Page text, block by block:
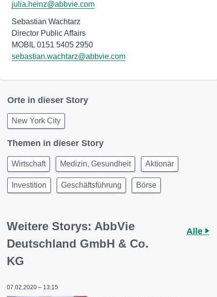
julia.heinz@abbvie.com
Sebastian Wachtarz
Director Public Affairs
MOBIL 0151 5405 2950
sebastian.wachtarz@abbvie.com
Orte in dieser Story
New York City
Themen in dieser Story
Wirtschaft Medizin, Gesundheit Aktionär
Investition Geschäftsführung Börse
Weitere Storys: AbbVie
Deutschland GmbH & Co.
KG
Alle
07.02.2020 – 13:15